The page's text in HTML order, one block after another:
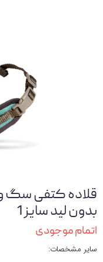
قلاده کتفی سگ و
بدون لید سایز 1
اتمام موجودی
سایر مشخصات: